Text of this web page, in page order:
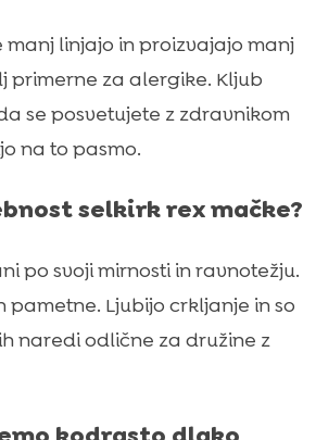
manj linjajo in proizvajajo manj
primerne za alergike. Kljub
se posvetujete z zdravnikom
na to pasmo.
selkirk rex mačke?
po svoji mirnosti in ravnotežju.
pametne. Ljubijo crkljanje in so
naredi odlične za družine z